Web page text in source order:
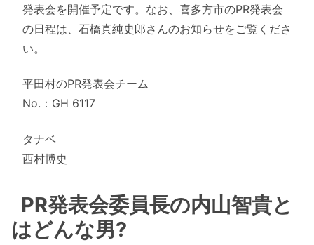
発表会を開催予定です。なお、喜多方市のPR発表会
の日程は、石橋真純史郎さんのお知らせをご覧くださ
い。
平田村のPR発表会チーム
No.：GH 6117
タナベ
西村博史
PR発表会委員長の内山智貴と
はどんな男?